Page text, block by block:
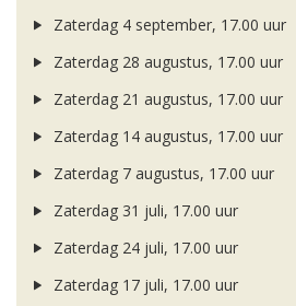
Zaterdag 4 september, 17.00 uur
Zaterdag 28 augustus, 17.00 uur
Zaterdag 21 augustus, 17.00 uur
Zaterdag 14 augustus, 17.00 uur
Zaterdag 7 augustus, 17.00 uur
Zaterdag 31 juli, 17.00 uur
Zaterdag 24 juli, 17.00 uur
Zaterdag 17 juli, 17.00 uur